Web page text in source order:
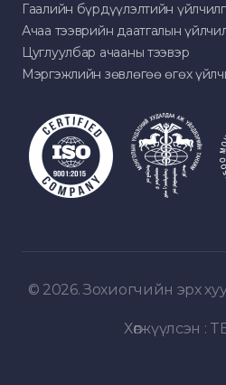
Гаалийн бүрдүүлэлтийн
Ачаа тээврийн даатгалын
Цуглуулбар ачааны тээвэр
Мэргэжлийн зөвлөгөө өгөх
© 2026. Зохиогчийн эрх
Хөгжүүлсэн :